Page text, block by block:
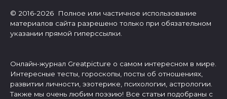
© 2016-2026 Полное или частичное использование
материалов сайта разрешено только при обязательном
указании прямой гиперссылки.
Онлайн-журнал Greatpicture о самом интересном в мире.
Интересные тесты, гороскопы, посты об отношениях,
развитии личности, эзотерике, психологии, астрологии.
Также мы очень любим поэзию! Все статьи подобраны с